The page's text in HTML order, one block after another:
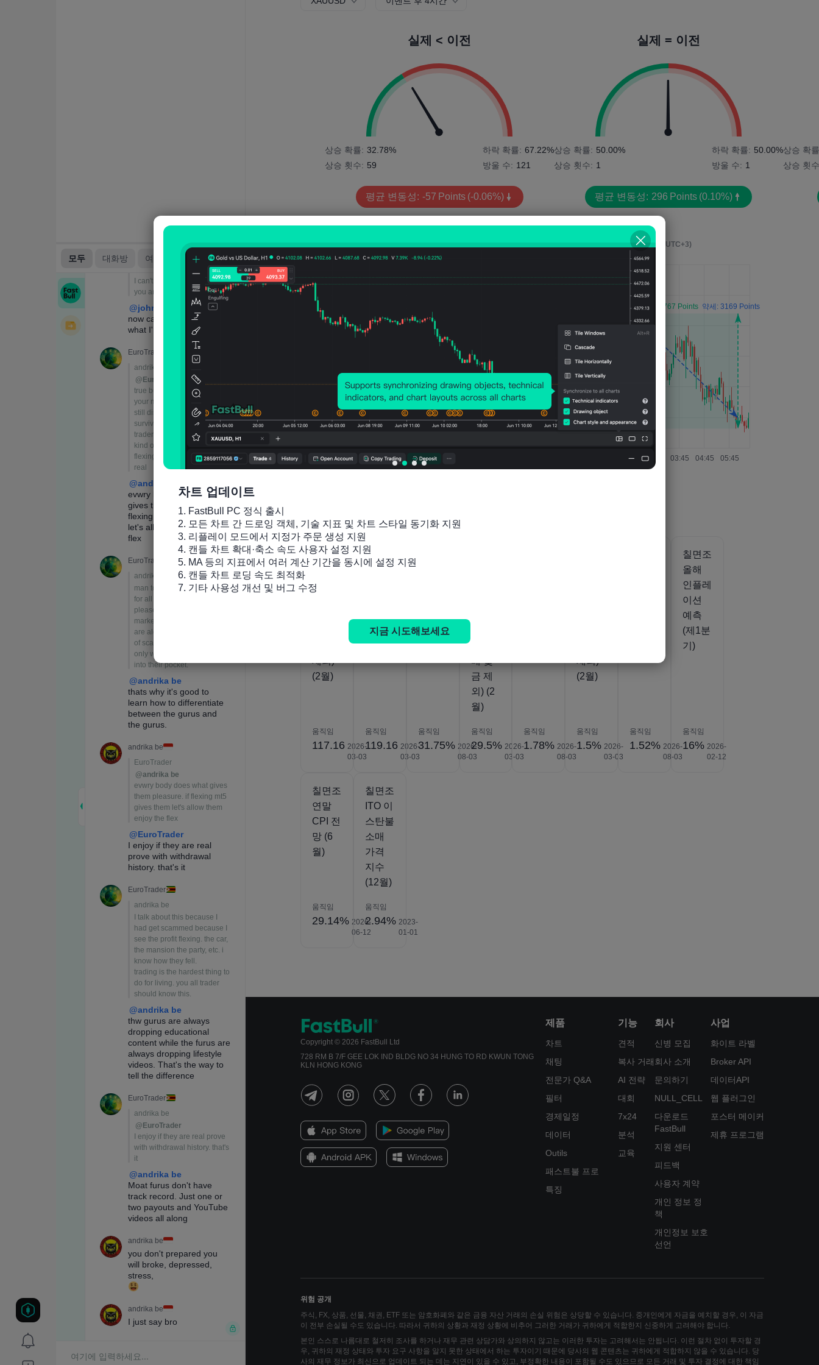
실제 < 이전
상승 확률: 32.78%
상승 횟수: 59
하락 확률: 67.22%
방울 수: 121
평균 변동성: -57 Points (-0.06%)
실제 = 이전
상승 확률: 50.00%
상승 횟수: 1
하락 확률: 50.00%
방울 수: 1
평균 변동성: 296 Points (0.10%)
상승 확
상승 횟
가격 차트 영향 이벤트 후 4시간 (M5, UTC+3)
관련 지표
칠면조
CPI(에
너지,
제외)
(2월)
움직임
117.16 2026-
03-03
칠면조
CPI(S
움직임
119.16 2026-
03-03
(7월)
움직임
31.75% 2026-
08-03
배 및
금 제
외) (2
월)
움직임
29.5% 2026-
03-03
움직임
1.78% 2026-
08-03
제외)
(2월)
움직임
1.5% 2026-
03-03
움직임
1.52% 2026-
08-03
칠면조
올해
인플레
이션
예측
(제1분
기)
움직임
16% 2026-
02-12
칠면조
연말
CPI 전
망 (6
월)
움직임
29.14% 2026-
06-12
칠면조
ITO 이
스탄불
소매
가격
지수
(12월)
움직임
2.94% 2023-
01-01
Copyright © 2026 FastBull Ltd
728 RM B 7/F GEE LOK IND BLDG NO 34 HUNG TO RD KWUN TONG
KLN HONG KONG
제품
차트
채팅
전문가 Q&A
필터
경제일정
데이터
Outils
패스트불 프로
특징
기능
견적
복사 거래
AI 전략
대회
7x24
분석
교육
회사
신병 모집
회사 소개
문의하기
NULL_CELL
다운로드
FastBull
지원 센터
피드백
사용자 계약
개인 정보 정
책
개인정보 보호
선언
사업
화이트 라벨
Broker API
데이터API
웹 플러그인
포스터 메이커
제휴 프로그램
위험 공개
주식, FX, 상품, 선물, 채권, ETF 또는 암호화폐와 같은 금융 자산 거래의 손실 위험은 상당할 수 있습니다. 중개인에게 자금을 예치할 경우, 이 자금
이 전부 손실될 수도 있습니다. 따라서 귀하의 상황과 재정 상황에 비추어 그러한 거래가 귀하에게 적합한지 신중하게 고려해야 합니다.
본인 스스로 나름대로 철저히 조사를 하거나 재무 관련 상담가와 상의하지 않고는 이러한 투자는 고려해서는 안됩니다. 이런 절차 없이 투자할 경
우, 귀하의 재정 상태와 투자 요구 사항을 알지 못한 상태에서 하는 투자이기 때문에 당사의 웹 콘텐츠는 귀하에게 적합하지 않을 수 있습니다. 당
사의 재무 정보가 최신으로 업데이트 되는 데는 지연이 있을 수 있고, 부정확한 내용이 포함될 수도 있으므로 모든 거래 및 투자 결정에 대한 책임
차트 업데이트
1. FastBull PC 정식 출시
2. 모든 차트 간 드로잉 객체, 기술 지표 및 차트 스타일 동기화 지원
3. 리플레이 모드에서 지정가 주문 생성 지원
4. 캔들 차트 확대·축소 속도 사용자 설정 지원
5. MA 등의 지표에서 여러 계산 기간을 동시에 설정 지원
6. 캔들 차트 로딩 속도 최적화
7. 기타 사용성 개선 및 버그 수정
지금 시도해보세요